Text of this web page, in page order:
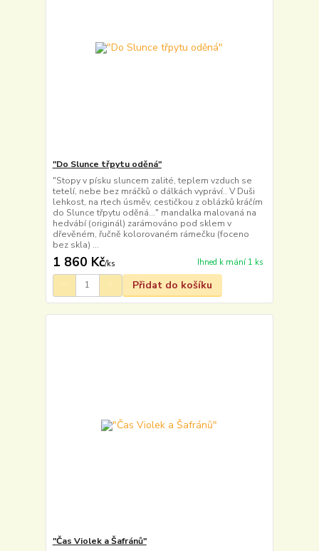
"Do Slunce třpytu oděná"
"Stopy v písku sluncem zalité, teplem vzduch se
tetelí, nebe bez mráčků o dálkách vypráví.. V Duši
lehkost, na rtech úsměv, cestičkou z oblázků kráčím
do Slunce třpytu oděná..." mandalka malovaná na
hedvábí (originál) zarámováno pod sklem v
dřevěném, řučně kolorovaném rámečku (foceno
bez skla) ...
1 860 Kč/ks Ihned k mání 1 ks
Přidat do košíku
"Čas Violek a Šafránů"